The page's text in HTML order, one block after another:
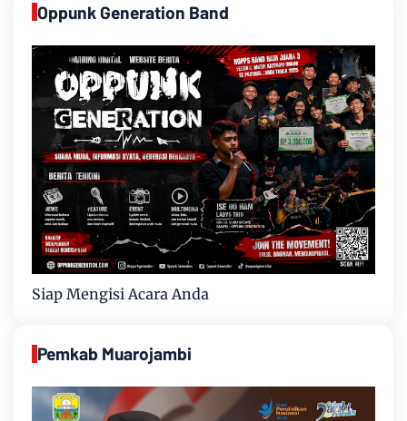
Oppunk Generation Band
Siap Mengisi Acara Anda
Pemkab Muarojambi